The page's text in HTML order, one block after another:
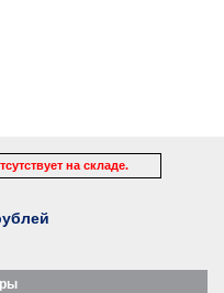
на складе.